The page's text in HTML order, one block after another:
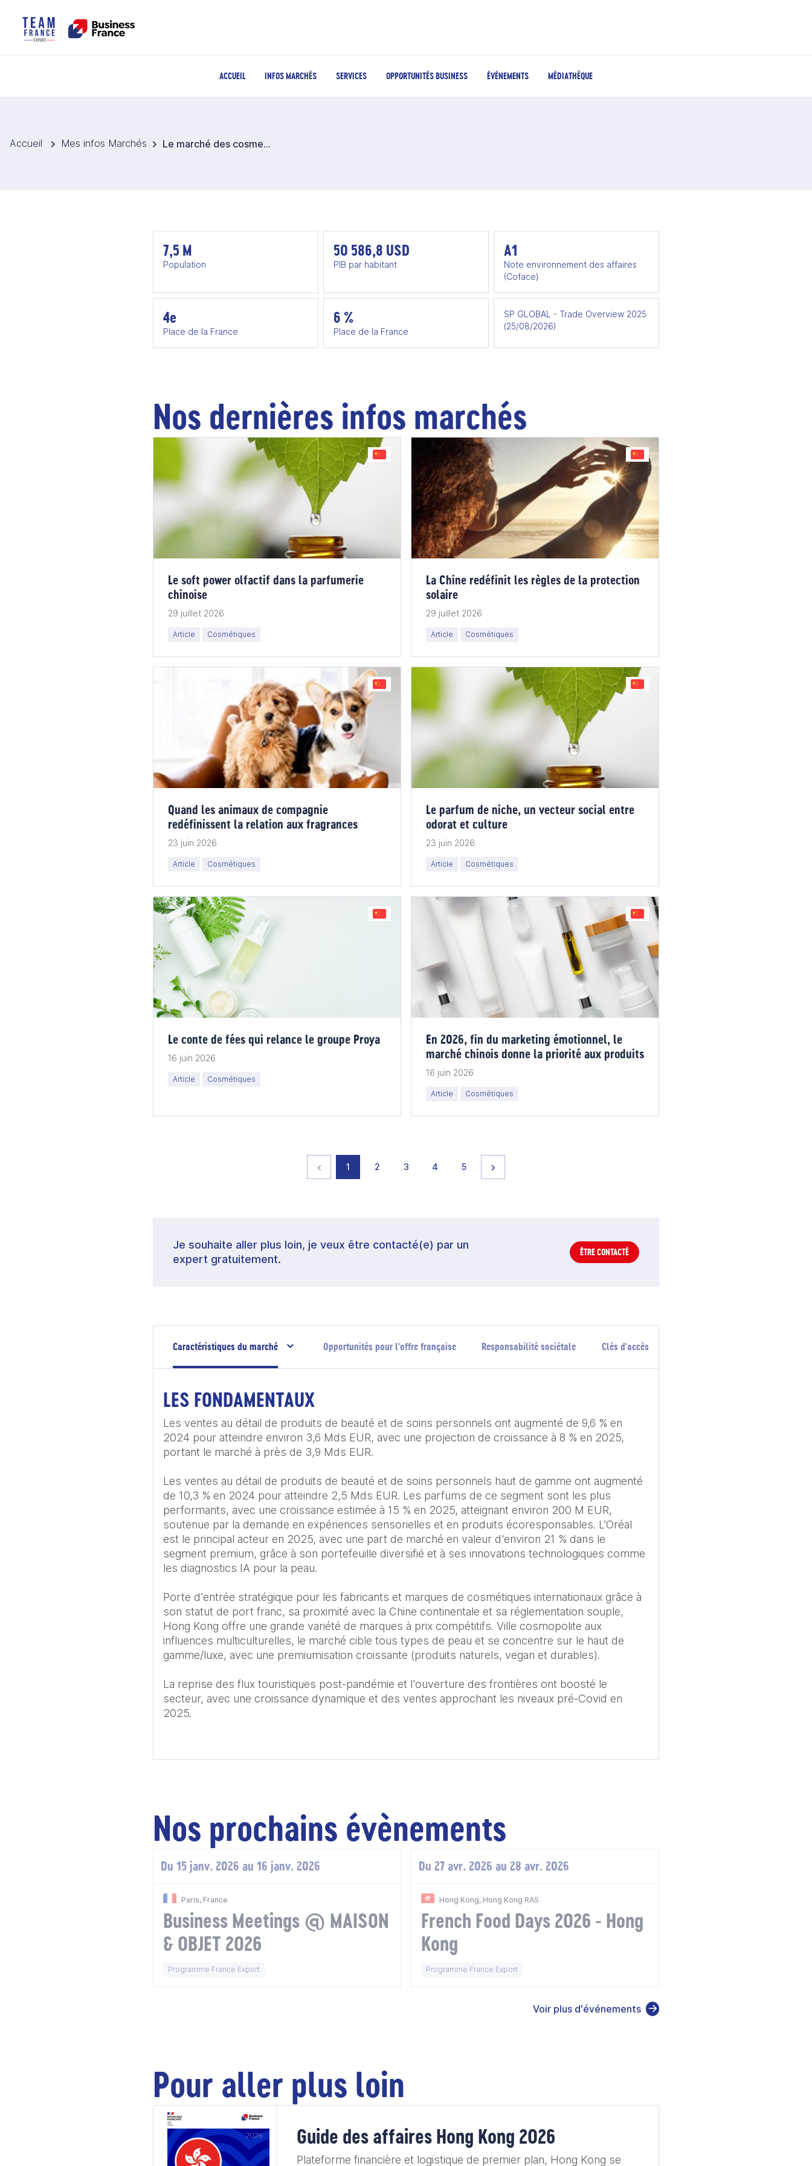
ACCUEIL INFOS MARCHÉS SERVICES OPPORTUNITÉS BUSINESS ÉVÉNEMENTS MÉDIATHÈQUE
Accueil Mes infos Marchés Le marché des cosmetiques et de la parfumerie a Hong kong
7,5 M
Population
50 586,8 USD
PIB par habitant
A1
Note environnement des affaires
(Coface)
4e
Place de la France
6 %
Place de la France
SP GLOBAL - Trade Overview 2025
(25/08/2026)
Nos dernières infos marchés
Le soft power olfactif dans la parfumerie
chinoise
29 juillet 2026
Article Cosmétiques
La Chine redéfinit les règles de la protection
solaire
29 juillet 2026
Article Cosmétiques
Quand les animaux de compagnie
redéfinissent la relation aux fragrances
23 juin 2026
Article Cosmétiques
Le parfum de niche, un vecteur social entre
odorat et culture
23 juin 2026
Article Cosmétiques
Le conte de fées qui relance le groupe Proya
16 juin 2026
Article Cosmétiques
En 2026, fin du marketing émotionnel, le
marché chinois donne la priorité aux produits
16 juin 2026
Article Cosmétiques
Page précédente
page
1 page
2 page
3 page
4 page
5
Je souhaite aller plus loin, je veux être contacté(e) par un
expert gratuitement.
ÊTRE CONTACTÉ
Caractéristiques du marché Opportunités pour l'offre française Responsabilité sociétale Clés d'accès
LES FONDAMENTAUX
Les ventes au détail de produits de beauté et de soins personnels ont augmenté de 9,6 % en
2024 pour atteindre environ 3,6 Mds EUR, avec une projection de croissance à 8 % en 2025,
portant le marché à près de 3,9 Mds EUR.
Les ventes au détail de produits de beauté et de soins personnels haut de gamme ont augmenté
de 10,3 % en 2024 pour atteindre 2,5 Mds EUR. Les parfums de ce segment sont les plus
performants, avec une croissance estimée à 15 % en 2025, atteignant environ 200 M EUR,
soutenue par la demande en expériences sensorielles et en produits écoresponsables. L'Oréal
est le principal acteur en 2025, avec une part de marché en valeur d'environ 21 % dans le
segment premium, grâce à son portefeuille diversifié et à ses innovations technologiques comme
les diagnostics IA pour la peau.
Porte d'entrée stratégique pour les fabricants et marques de cosmétiques internationaux grâce à
son statut de port franc, sa proximité avec la Chine continentale et sa réglementation souple,
Hong Kong offre une grande variété de marques à prix compétitifs. Ville cosmopolite aux
influences multiculturelles, le marché cible tous types de peau et se concentre sur le haut de
gamme/luxe, avec une premiumisation croissante (produits naturels, vegan et durables).
La reprise des flux touristiques post-pandémie et l'ouverture des frontières ont boosté le
secteur, avec une croissance dynamique et des ventes approchant les niveaux pré-Covid en
Nos prochains évènements
Du 15 janv. 2026 au 16 janv. 2026
Paris, France
Business Meetings @ MAISON
& OBJET 2026
Programme France Export
Du 27 avr. 2026 au 28 avr. 2026
Hong Kong, Hong Kong RAS
French Food Days 2026 - Hong
Kong
Programme France Export
Voir plus d'événements
Pour aller plus loin
Guide des affaires Hong Kong 2026
Plateforme financière et logistique de premier plan, Hong Kong se